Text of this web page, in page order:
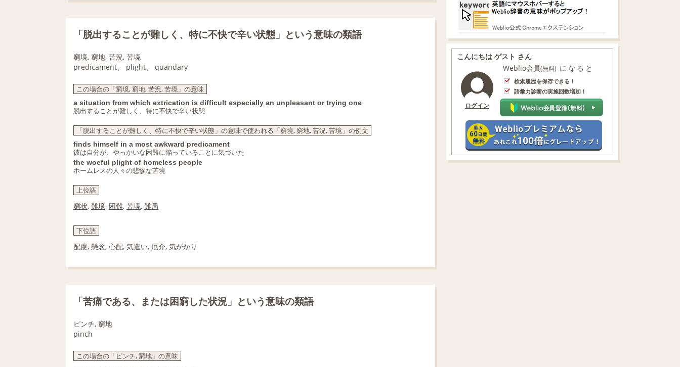
「脱出することが難しく、特に不快で辛い状態」という意味の類語
窮境, 窮地, 苦況, 苦境
predicament、 plight、 quandary
この場合の「窮境, 窮地, 苦況, 苦境」の意味
a situation from which extrication is difficult especially an unpleasant or trying one
脱出することが難しく、特に不快で辛い状態
「脱出することが難しく、特に不快で辛い状態」の意味で使われる「窮境, 窮地, 苦況, 苦境」の例文
finds himself in a most awkward predicament
彼は自分が、やっかいな困難に陥っていることに気づいた
the woeful plight of homeless people
ホームレスの人々の悲惨な苦境
上位語
窮状, 難境, 困難, 苦境, 難局
下位語
配慮, 懸念, 心配, 気遣い, 厄介, 気がかり
「苦痛である、または困窮した状況」という意味の類語
ピンチ, 窮地
pinch
この場合の「ピンチ, 窮地」の意味
こんにちは ゲスト さん
ログイン
Weblio会員(無料) になると
検索履歴を保存できる！
語彙力診断の実施回数増加！